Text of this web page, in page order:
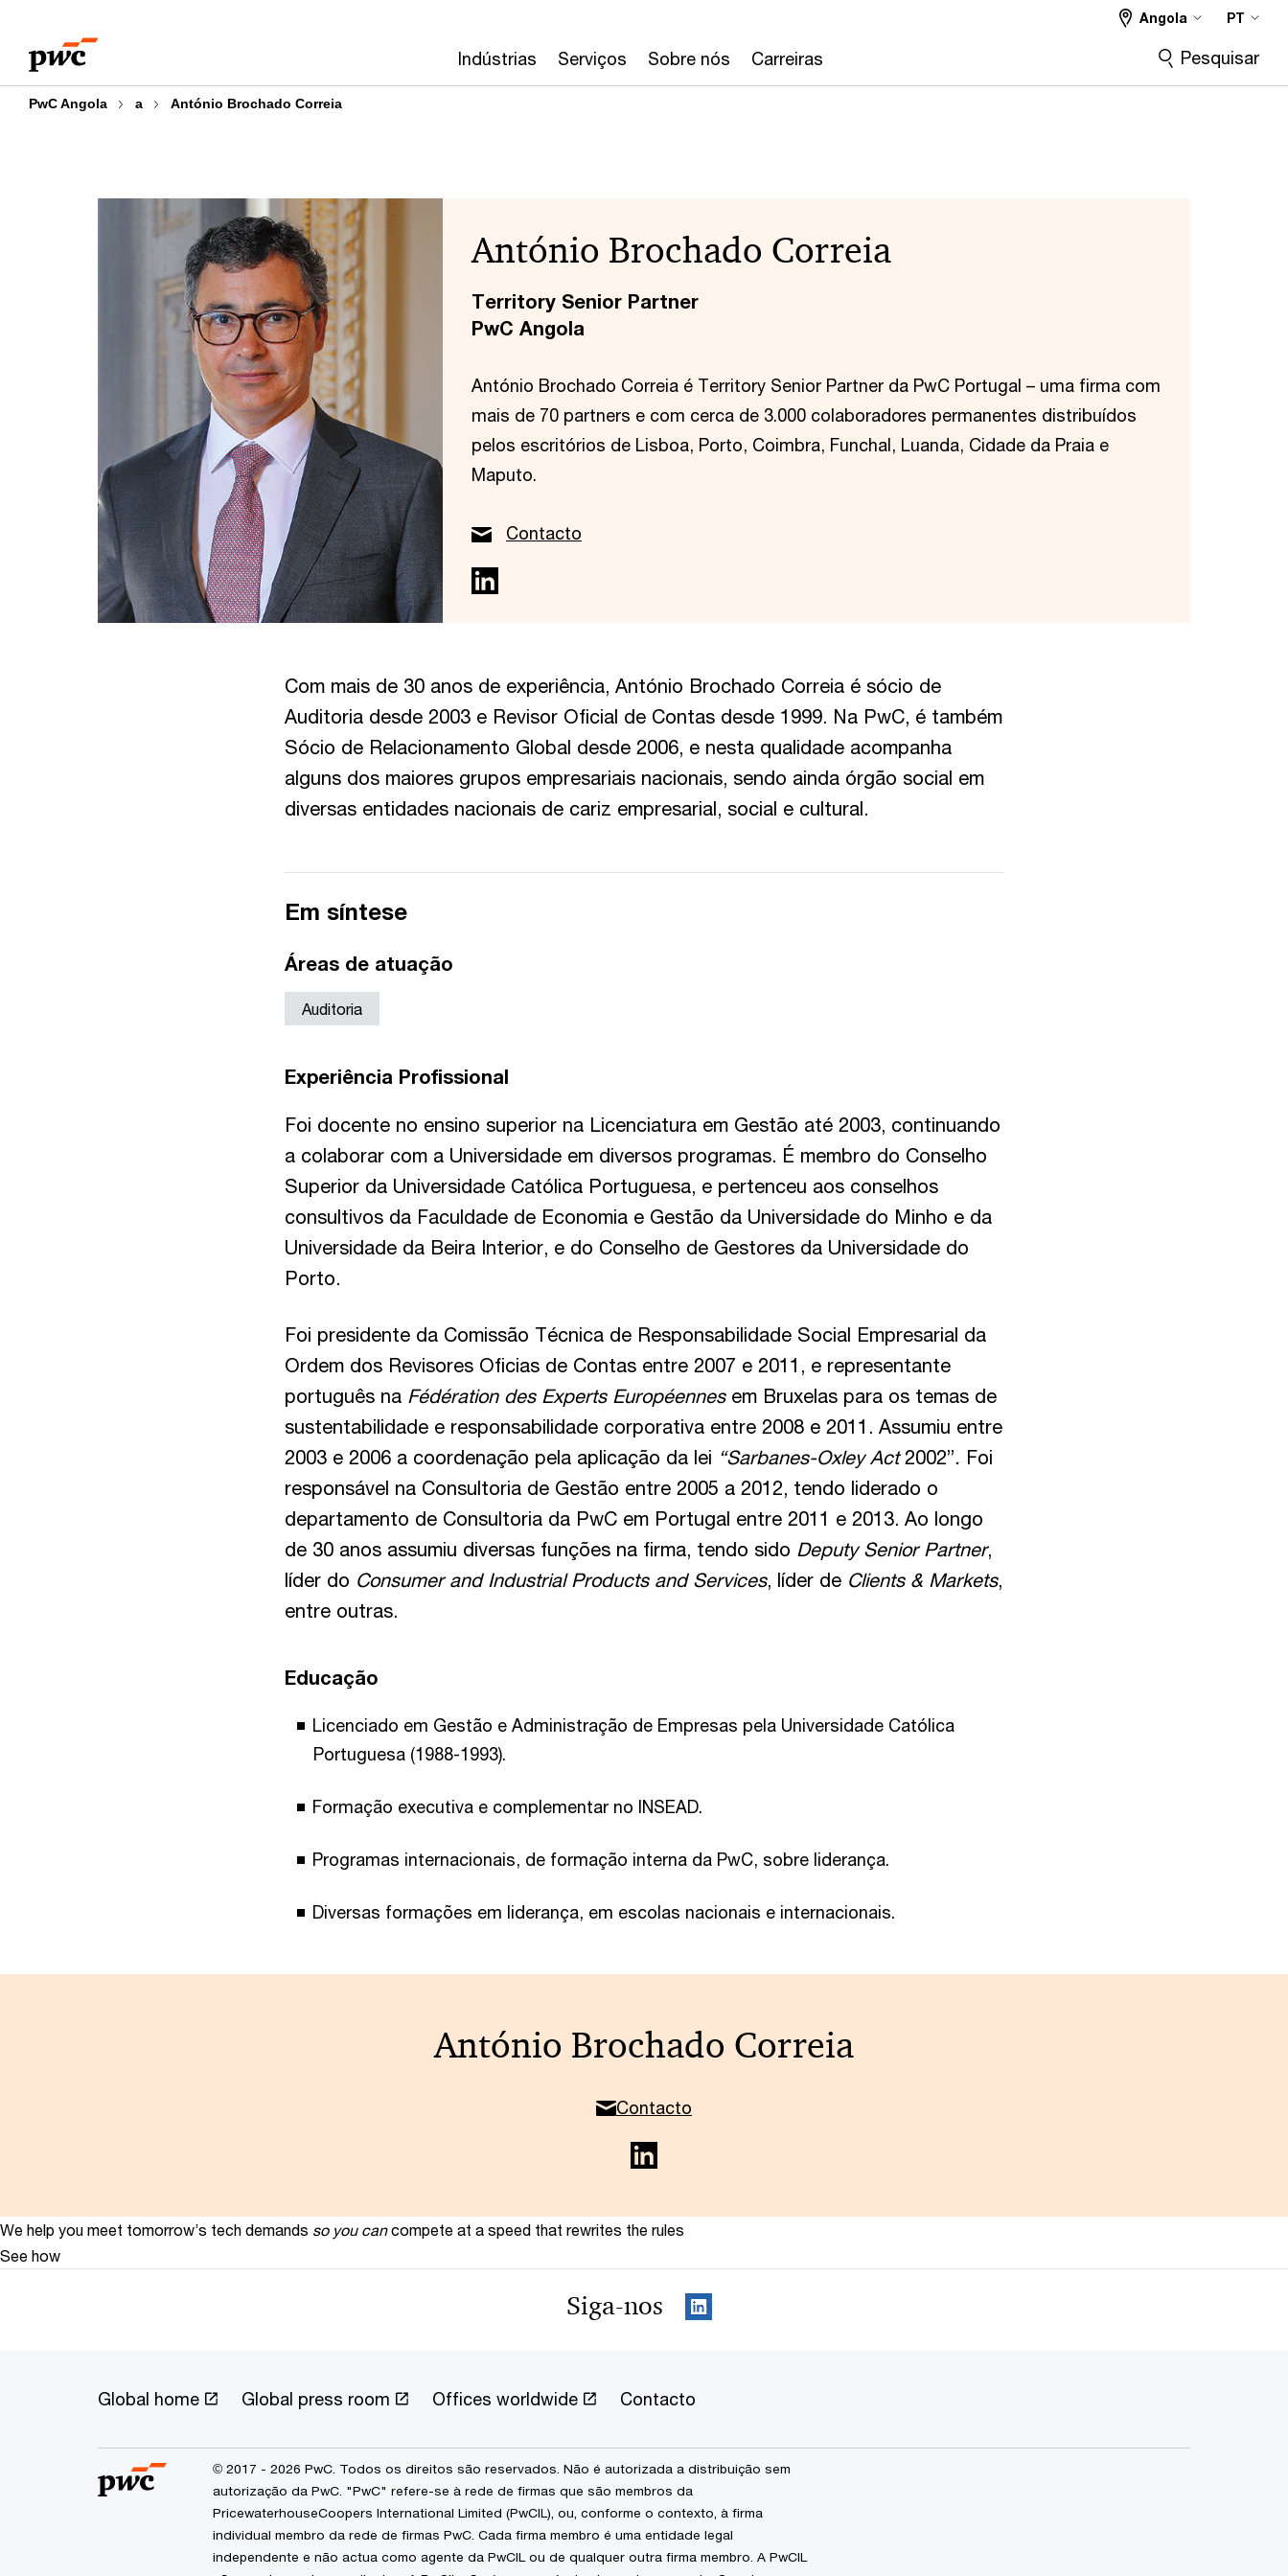
content
footer
Indústrias Serviços Sobre nós Carreiras
Angola PT
Pesquisar
PwC Angola a António Brochado Correia
António Brochado Correia
Territory Senior Partner
PwC Angola
António Brochado Correia é Territory Senior Partner da PwC Portugal – uma firma com
mais de 70 partners e com cerca de 3.000 colaboradores permanentes distribuídos
pelos escritórios de Lisboa, Porto, Coimbra, Funchal, Luanda, Cidade da Praia e
Maputo.
Contacto
Com mais de 30 anos de experiência, António Brochado Correia é sócio de
Auditoria desde 2003 e Revisor Oficial de Contas desde 1999. Na PwC, é também
Sócio de Relacionamento Global desde 2006, e nesta qualidade acompanha
alguns dos maiores grupos empresariais nacionais, sendo ainda órgão social em
diversas entidades nacionais de cariz empresarial, social e cultural.
Em síntese
Áreas de atuação
Auditoria
Experiência Profissional
Foi docente no ensino superior na Licenciatura em Gestão até 2003, continuando
a colaborar com a Universidade em diversos programas. É membro do Conselho
Superior da Universidade Católica Portuguesa, e pertenceu aos conselhos
consultivos da Faculdade de Economia e Gestão da Universidade do Minho e da
Universidade da Beira Interior, e do Conselho de Gestores da Universidade do
Porto.
Foi presidente da Comissão Técnica de Responsabilidade Social Empresarial da
Ordem dos Revisores Oficias de Contas entre 2007 e 2011, e representante
português na Fédération des Experts Européennes em Bruxelas para os temas de
sustentabilidade e responsabilidade corporativa entre 2008 e 2011. Assumiu entre
2003 e 2006 a coordenação pela aplicação da lei “Sarbanes-Oxley Act2002”. Foi
responsável na Consultoria de Gestão entre 2005 a 2012, tendo liderado o
departamento de Consultoria da PwC em Portugal entre 2011 e 2013. Ao longo
de 30 anos assumiu diversas funções na firma, tendo sido Deputy Senior Partner,
líder do Consumer and Industrial Products and Services, líder de Clients & Markets,
entre outras.
Educação
Licenciado em Gestão e Administração de Empresas pela Universidade Católica
Portuguesa (1988-1993).
Formação executiva e complementar no INSEAD.
Programas internacionais, de formação interna da PwC, sobre liderança.
Diversas formações em liderança, em escolas nacionais e internacionais.
António Brochado Correia
Contacto
We help you meet tomorrow’s tech demands so you can compete at a speed that rewrites the rules
See how
Siga-nos
Global home Global press room Offices worldwide Contacto
© 2017 - 2026 PwC. Todos os direitos são reservados. Não é autorizada a distribuição sem
autorização da PwC. "PwC" refere-se à rede de firmas que são membros da
PricewaterhouseCoopers International Limited (PwCIL), ou, conforme o contexto, à firma
individual membro da rede de firmas PwC. Cada firma membro é uma entidade legal
independente e não actua como agente da PwCIL ou de qualquer outra firma membro. A PwCIL